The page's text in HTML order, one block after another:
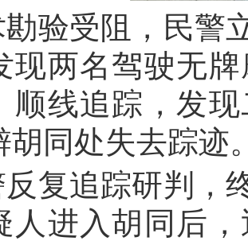
验受阻，民警
现两名驾驶无
顺线追踪，发
胡同处失去踪迹
反复追踪研判，
人进入胡同后